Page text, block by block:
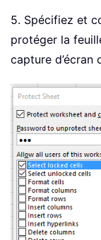
5. Spécifiez et
protéger la
capture d’écran